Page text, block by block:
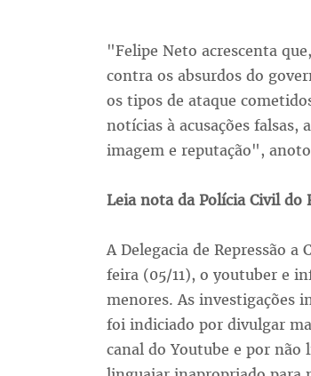
"Felipe Neto acrescenta
contra os absurdos do
os tipos de ataque
notícias à acusações
imagem e reputação",
Leia nota da Polícia Civil do
A Delegacia de Repressão
feira (05/11), o youtuber e
menores. As investigações
foi indiciado por divulgar
canal do Youtube e por não